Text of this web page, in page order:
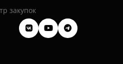
закупок